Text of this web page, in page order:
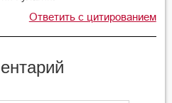
Ответить с цитированием